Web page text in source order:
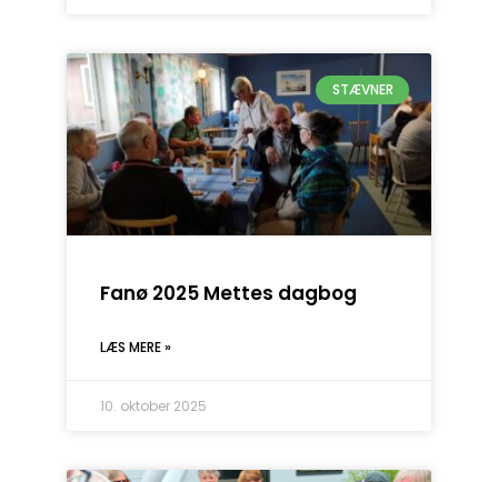
STÆVNER
Fanø 2025 Mettes dagbog
LÆS MERE »
10. oktober 2025